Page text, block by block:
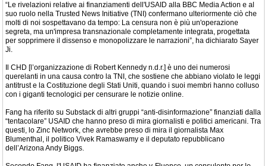
“Le rivelazioni relative ai finanziamenti dell'USAID alla BBC Media Action e al
suo ruolo nella Trusted News Initiative (TNI) confermano ulteriormente ciò che
molti di noi sospettavano da tempo: La censura non è più un'operazione
segreta, ma un'impresa transnazionale completamente integrata, progettata
per sopprimere il dissenso e monopolizzare le narrazioni”, ha dichiarato Sayer
Ji.
Il CHD [l’organizzazione di Robert Kennedy n.d.r.] è uno dei numerosi
querelanti in una causa contro la TNI, che sostiene che abbiano violato le leggi
antitrust e la Costituzione degli Stati Uniti, quando i suoi membri hanno colluso
con i giganti tecnologici per censurare le notizie online.
Fang ha riferito su Substack di altri gruppi “anti-disinformazione” finanziati dalla
“tentacolare” USAID che hanno preso di mira giornalisti e politici americani. Tra
questi, lo Zinc Network, che avrebbe preso di mira il giornalista Max
Blumenthal, il politico Vivek Ramaswamy e il deputato repubblicano
dell’Arizona Andy Biggs.